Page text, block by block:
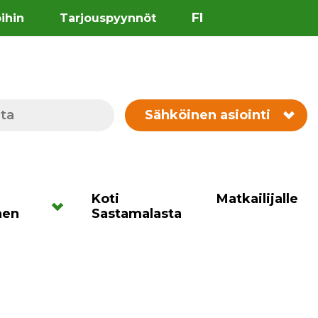
Tarjouspyynnöt FI
Sähköinen asiointi
Koti
Sastamalasta
Matkailijalle